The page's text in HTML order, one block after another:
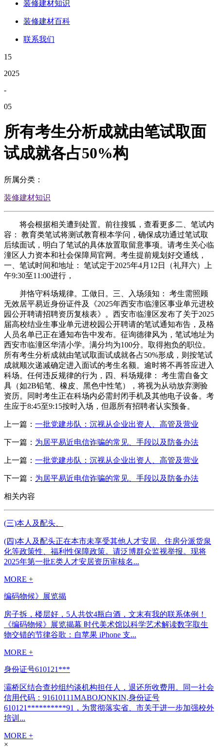
装修建材知识
装修建材百科
联系我们
15
2025
-
05
所有考生分析成就由笔试取面
试成就各占50%构
所属分类：
装修建材知识
将会根据相关遭到处置。前往搜狐，查看更多二、笔试内
容： 教育类笔试将测试教育根本学问，确保成功通过笔试取
后续面试，明白了笔试的具体放置取留意事项。请考生关心临
潼区人力资本和社会保障局官网。考生提前规划好交通线，
一、笔试时间和地址： 笔试定于2025年4月12日（礼拜六）上
午9:30至11:00进行，
并恪守科场规律。工做日。三、入场须知： 考生需照顾
无效居平易近身份证件及《2025年西安市临潼区事业单元进校
园公开聘请招聘资历复核表》。西安市临潼区发布了关于2025
届高校结业生事业单元进校园公开聘请的笔试通知布告，及格
人员名单已正在通知布告中发布。征询德律风为，笔试地址为
西安市临潼区华清小学。满分均为100分。取得抱负的职位。
所有考生分析成就由笔试取面试成就各占50%形成，则按笔试
成就顺次递减确定进入面试的考生名额。逾时将不再答应进入
科场。任何违反规律的行为，四、科场规律： 考生需自备文
具（如2B铅笔、橡皮、黑色中性笔），将视为从动放弃测验
资历。同时考生正在科场内必需封闭手机及其他电子设备。考
生应于8:45至9:15按时入场，但愿所有招聘者认实预备。
上一篇： 一批党建步队：沉视从企业出资人、高管及营业
下一篇： 为居平易近电信诈骗的常见、手段以及防备办法
上一篇： 一批党建步队：沉视从企业出资人、高管及营业
下一篇： 为居平易近电信诈骗的常见、手段以及防备办法
相关内容
(三)本人及配头、
(四)本人及配头正在本市未享受其他人才安居、住房分派货泉
化等政策性、福利性保障政策。请泛博群众监视举报。现将
2025年第一批E类人才安居资历审核名...
MORE +
编码物候》展览揭
房子拆，楼层好，5人共饮4瓶白酒，文末有我的联系体例！
《编码物候》展览揭幕 时代美术馆以科学艺术解读数字取生
物交错的节律谷歌：自苹果 iPhone 支...
MORE +
身份证号610121***
灞桥区结合查抄组约谈机构担任人，退还所收费用。同一社会
信用代码：91610111MABOJQNKIN,身份证号
610121**********91，为贯彻落实省、市关于进一步加强校外
培训...
MORE +
×